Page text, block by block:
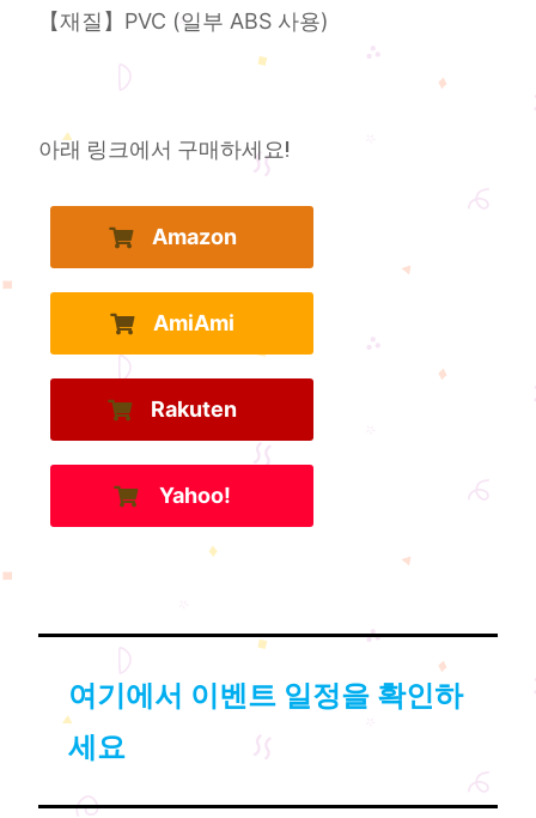
【재질】PVC (일부 ABS 사용)
아래 링크에서 구매하세요!
Amazon
AmiAmi
Rakuten
Yahoo!
여기에서 이벤트 일정을 확인하
세요